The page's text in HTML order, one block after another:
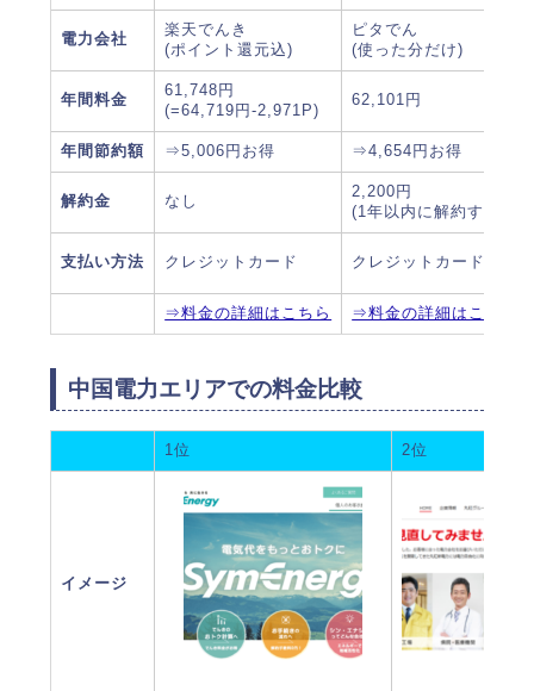
電力会社
楽天でんき
(ポイント還元込)
ピタでん
(使った分だけ)
年間料金
61,748円
(=64,719円-2,971P)
62,101円
年間節約額 ⇒5,006円お得 ⇒4,654円お得
解約金 なし
2,200円
(1年以内に解約すると)
支払い方法 クレジットカード クレジットカード
⇒料金の詳細はこちら ⇒料金の詳細はこちら
中国電力エリアでの料金比較
1位 2位
イメージ